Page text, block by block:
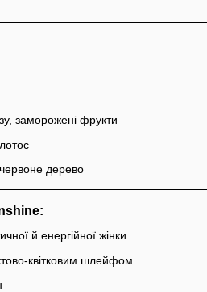
заморожені фрукти
дерево
й енергійної жінки
квітковим шлейфом